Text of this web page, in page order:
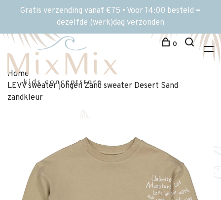
Gratis verzending vanaf €75 • Voor 14:00 besteld =
dezelfde (werk)dag verzonden
0
Home
LEVV sweater jongen Zand sweater Desert Sand
zandkleur